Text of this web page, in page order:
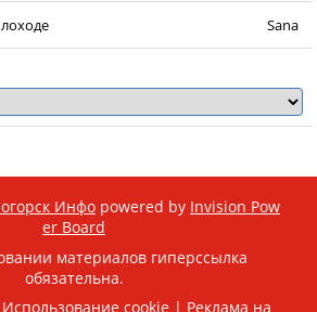
Sana
Инфо powered by Invision Pow
er Board
материалов гиперссылка
обязательна.
Использование cookie| Реклама на